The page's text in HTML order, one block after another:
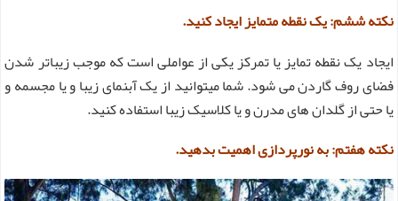
نکته ششم: یک نقطه متمایز ایجاد کنید.
ایجاد یک نقطه تمایز یا تمرکز یکی از عواملی است که موجب زیباتر شدن
فضای روف گاردن می شود. شما میتوانید از یک آبنمای زیبا و یا مجسمه و
یا حتی از گلدان های مدرن و یا کلاسیک زیبا استفاده کنید.
نکته هفتم: به نورپردازی اهمیت بدهید.